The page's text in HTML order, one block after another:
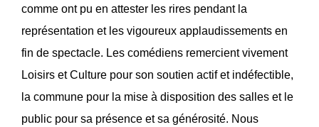
comme ont pu en attester les rires pendant la
représentation et les vigoureux applaudissements en
fin de spectacle. Les comédiens remercient vivement
Loisirs et Culture pour son soutien actif et indéfectible,
la commune pour la mise à disposition des salles et le
public pour sa présence et sa générosité. Nous